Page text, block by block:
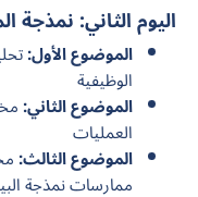
اليوم الثاني: نمذجة
الموضوع الأول:
الوظيفية
الموضوع الثاني:
العمليات
الموضوع الثالث:
ممارسات نمذجة